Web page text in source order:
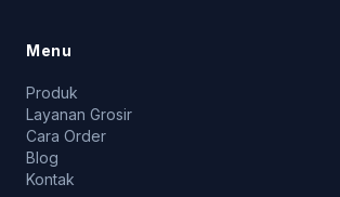
Menu
Produk
Layanan Grosir
Cara Order
Blog
Kontak